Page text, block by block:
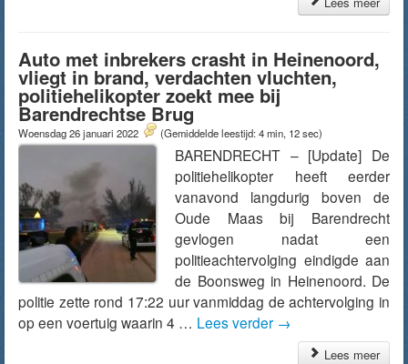
Auto met inbrekers crasht in Heinenoord,
vliegt in brand, verdachten vluchten,
politiehelikopter zoekt mee bij
Barendrechtse Brug
Woensdag 26 januari 2022 (Gemiddelde leestijd: 4 min, 12 sec)
BARENDRECHT – [Update] De
politiehelikopter heeft eerder
vanavond langdurig boven de
Oude Maas bij Barendrecht
gevlogen nadat een
politieachtervolging eindigde aan
de Boonsweg in Heinenoord. De
politie zette rond 17:22 uur vanmiddag de achtervolging in
op een voertuig waarin 4 … Lees verder →
Lees meer